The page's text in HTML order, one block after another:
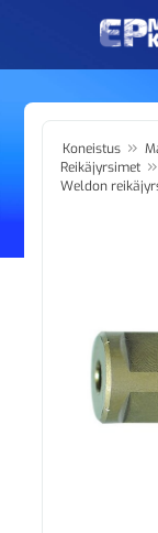
Koneistus »
Reikäjyrsimet »
Weldon